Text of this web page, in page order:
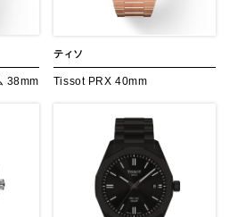
38mm
ティソ
Tissot PRX 40mm